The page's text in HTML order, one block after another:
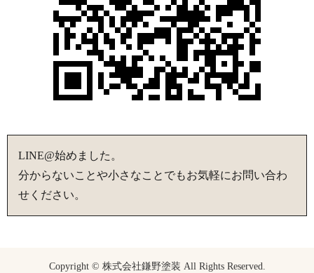
LINE@始めました。
分からないことや小さなことでもお気軽にお問い合わ
せください。
Copyright © 株式会社鎌野塗装 All Rights Reserved.